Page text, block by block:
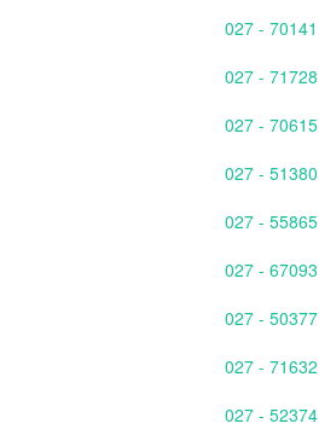
027 - 70141
027 - 71728
027 - 70615
027 - 51380
027 - 55865
027 - 67093
027 - 50377
027 - 71632
027 - 52374